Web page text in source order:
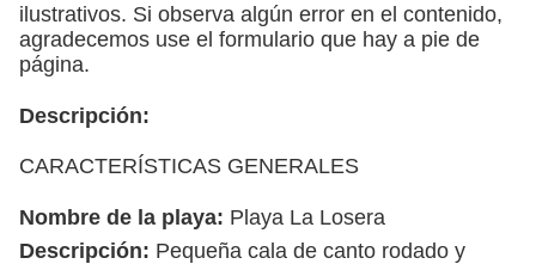
ilustrativos. Si observa algún error en el contenido,
agradecemos use el formulario que hay a pie de
página.
Descripción:
CARACTERÍSTICAS GENERALES
Nombre de la playa: Playa La Losera
Descripción: Pequeña cala de canto rodado y